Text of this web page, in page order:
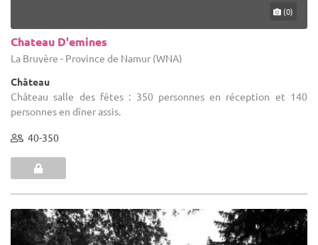
(0)
Chateau D'emines
La Bruyère - Province de Namur (WNA)
Château
Château salle des fêtes : 350 personnes en réception et 140
personnes en dîner assis.
40-350